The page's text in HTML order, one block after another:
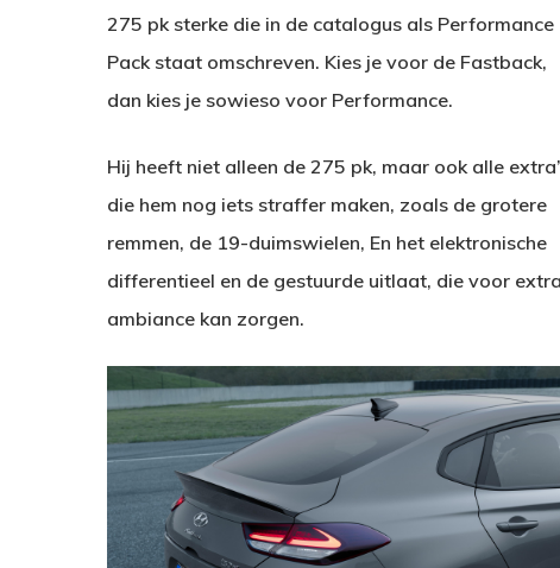
275 pk sterke die in de catalogus als Performance
Pack staat omschreven. Kies je voor de Fastback,
dan kies je sowieso voor Performance.
Hij heeft niet alleen de 275 pk, maar ook alle
die hem nog iets straffer maken, zoals de grotere
remmen, de 19-duimswielen, En het elektronische
differentieel en de gestuurde uitlaat, die voor extra
ambiance kan zorgen.